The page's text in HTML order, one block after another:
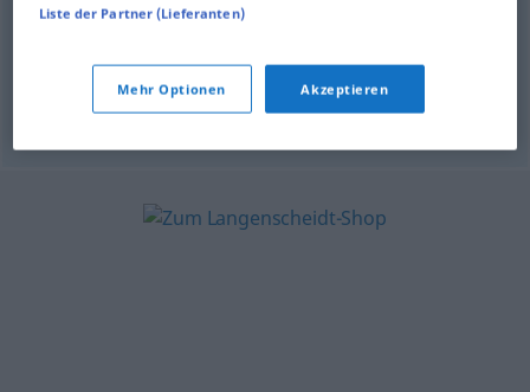
Liste der Partner (Lieferanten)
Mehr Optionen Akzeptieren